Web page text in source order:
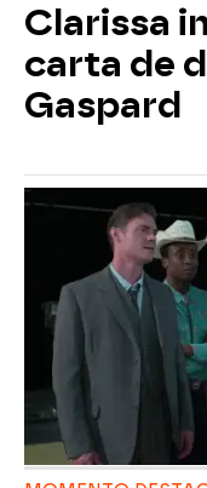
Clarissa
carta de
Gaspard